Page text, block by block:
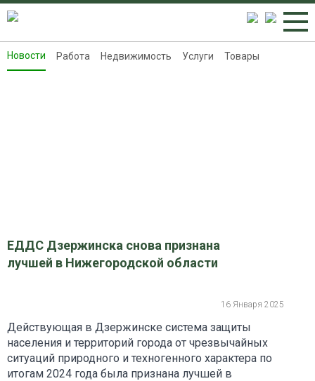
Новости
Новости Работа Недвижимость Услуги Товары
ЕДДС Дзержинска снова признана
лучшей в Нижегородской области
16 Января 2025
Действующая в Дзержинске система защиты
населения и территорий города от чрезвычайных
ситуаций природного и техногенного характера по
итогам 2024 года была признана лучшей в